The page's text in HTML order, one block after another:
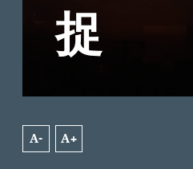
捉
A- A+